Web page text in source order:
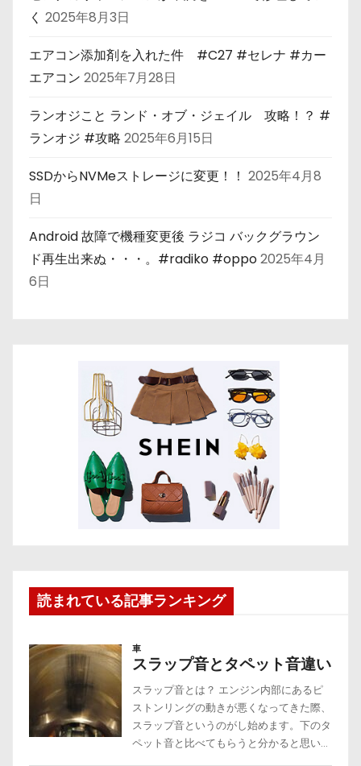
く 2025年8月3日
エアコン添加剤を入れた件 #C27 #セレナ #カー
エアコン 2025年7月28日
ランオジこと ランド・オブ・ジェイル 攻略！？ #
ランオジ #攻略 2025年6月15日
SSDからNVMeストレージに変更！！ 2025年4月8
日
Android 故障で機種変更後 ラジコ バックグラウン
ド再生出来ぬ・・・。#radiko #oppo2025年4月
6日
読まれている記事ランキング